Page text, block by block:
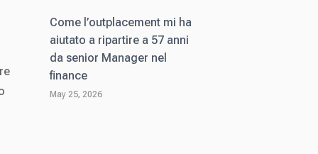
Come l’outplacement mi ha
aiutato a ripartire a 57 anni
da senior Manager nel
finance
May 25, 2026